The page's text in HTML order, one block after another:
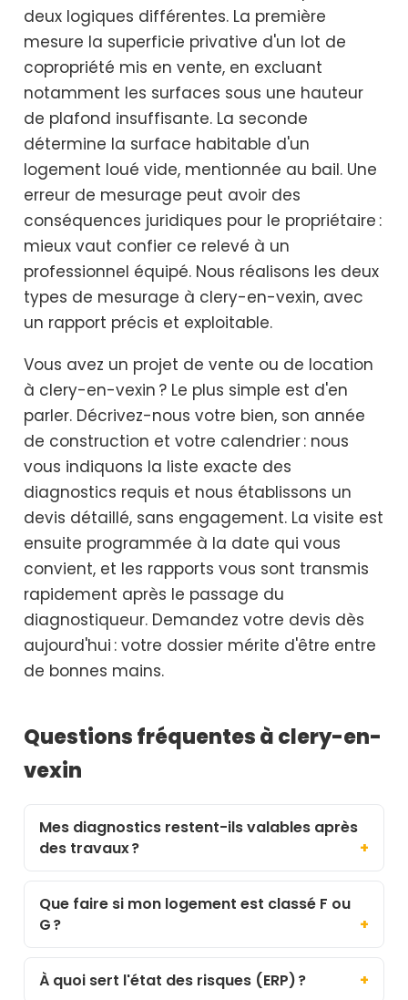
deux logiques différentes. La première
mesure la superficie privative d'un lot de
copropriété mis en vente, en excluant
notamment les surfaces sous une hauteur
de plafond insuffisante. La seconde
détermine la surface habitable d'un
logement loué vide, mentionnée au bail. Une
erreur de mesurage peut avoir des
conséquences juridiques pour le propriétaire :
mieux vaut confier ce relevé à un
professionnel équipé. Nous réalisons les deux
types de mesurage à clery-en-vexin, avec
un rapport précis et exploitable.
Vous avez un projet de vente ou de location
à clery-en-vexin ? Le plus simple est d'en
parler. Décrivez-nous votre bien, son année
de construction et votre calendrier : nous
vous indiquons la liste exacte des
diagnostics requis et nous établissons un
devis détaillé, sans engagement. La visite est
ensuite programmée à la date qui vous
convient, et les rapports vous sont transmis
rapidement après le passage du
diagnostiqueur. Demandez votre devis dès
aujourd'hui : votre dossier mérite d'être entre
de bonnes mains.
Questions fréquentes à clery-en-
vexin
Mes diagnostics restent-ils valables après
des travaux ?
Que faire si mon logement est classé F ou
G ?
À quoi sert l'état des risques (ERP) ?